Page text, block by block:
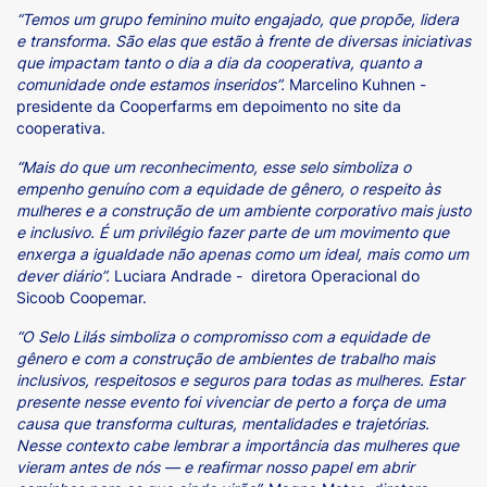
“Temos um grupo feminino muito engajado, que propõe, lidera
e transforma. São elas que estão à frente de diversas iniciativas
que impactam tanto o dia a dia da cooperativa, quanto a
comunidade onde estamos inseridos”. Marcelino Kuhnen -
presidente da Cooperfarms em depoimento no site da
cooperativa.
“Mais do que um reconhecimento, esse selo simboliza o
empenho genuíno com a equidade de gênero, o respeito às
mulheres e a construção de um ambiente corporativo mais justo
e inclusivo. É um privilégio fazer parte de um movimento que
enxerga a igualdade não apenas como um ideal, mais como um
dever diário”. Luciara Andrade - diretora Operacional do
Sicoob Coopemar.
“O Selo Lilás simboliza o compromisso com a equidade de
gênero e com a construção de ambientes de trabalho mais
inclusivos, respeitosos e seguros para todas as mulheres. Estar
presente nesse evento foi vivenciar de perto a força de uma
causa que transforma culturas, mentalidades e trajetórias.
Nesse contexto cabe lembrar a importância das mulheres que
vieram antes de nós — e reafirmar nosso papel em abrir